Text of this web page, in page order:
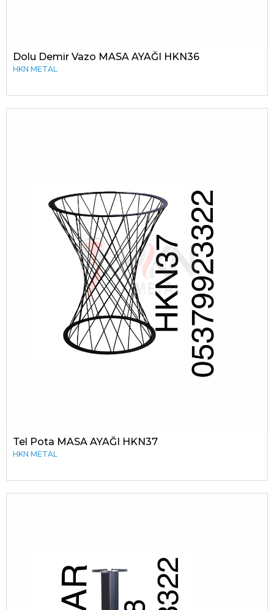
Dolu Demir Vazo MASA AYAĞI HKN36
HKN METAL
Tel Pota MASA AYAĞI HKN37
HKN METAL